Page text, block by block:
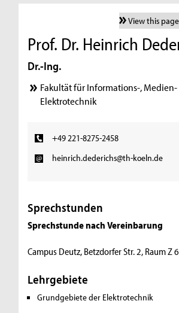
View this
Prof. Dr. Heinrich
Dr.-Ing.
Fakultät für Informations-,
Elektrotechnik
+49 221-8275-2458
heinrich.dederichs@th-koeln.de
Sprechstunden
Sprechstunde nach Vereinbarung
Campus Deutz, Betzdorfer Str. 2, Raum Z
Lehrgebiete
Grundgebiete der Elektrotechnik